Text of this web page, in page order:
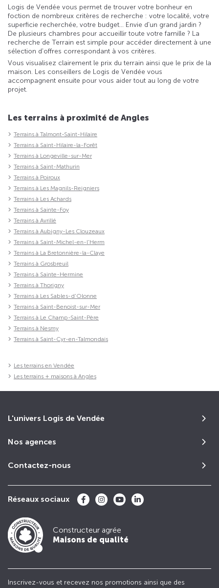
Logis de Vendée vous permet de trouver votre bonheur en
foction de nombreux critères de recherche : votre localité, votre
superficie recherchée, votre budget... Envie d'un grand jardin ?
De plusieurs chambres pour accueillir toute votre famille ? La
recherche de Terrain est simple pour accéder directement à une
sélection d'offres correspondant à vos critères.
Vous visualisez clairement le prix du terrain ainsi que le prix de la
maison. Les conseillers de Logis de Vendée vous
accompagnent ensuite pour vous aider tout au long de votre
projet.
Les terrains à proximité de Angles
Terrains à Talmont-Saint-Hilaire
Terrains à Saint-Hilaire-la-Forêt
Terrains à Longeville-sur-Mer
Terrains à Saint-Mathurin
Terrains à Poiroux
Terrains à Les Magnils-Reigniers
Terrains à Les Achards
Terrains à Sainte-Foy
Terrains à Avrillé
Terrains à Aubigny-Les Clouzeaux
Terrains à Saint-Michel-en-l'Herm
Terrains à La Bretonnière-la-Claye
Terrains à Grosbreuil
Terrains à Sainte-Hermine
Terrains à Thorigny
Terrains à Les Sables-d'Olonne
Terrains à Saint-Benoist-sur-Mer
Terrains à Le Champ-Saint-Père
Terrains à Nesmy
Terrains à Saint-Cyr-en-Talmondais
Les terrains en Vendée
Les terrains + maisons à Angles
L'univers Logis de Vendée
Nos agences
Contactez-nous
Réseaux sociaux
Constructeur agrée
Maisons de qualité
Inscrivez-vous et recevez nos promotions ainsi que des